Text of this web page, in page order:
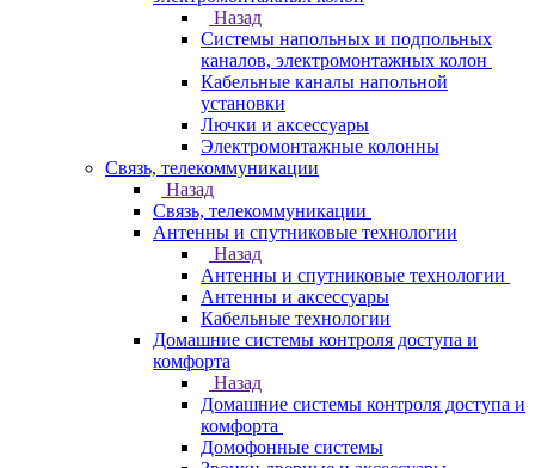
Назад
Системы напольных и подпольных
каналов, электромонтажных колон
Кабельные каналы напольной
установки
Лючки и аксессуары
Электромонтажные колонны
Связь, телекоммуникации
Назад
Связь, телекоммуникации
Антенны и спутниковые технологии
Назад
Антенны и спутниковые технологии
Антенны и аксессуары
Кабельные технологии
Домашние системы контроля доступа и
комфорта
Назад
Домашние системы контроля доступа и
комфорта
Домофонные системы